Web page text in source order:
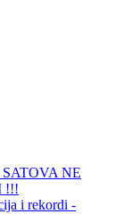
NE
!!!
i rekordi -